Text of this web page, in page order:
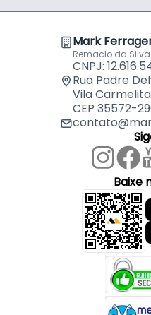
- Aplicação: Madeira /
- Comercialização: Rolo
Indicado para:
Conteúdo da
- 300 Metros de Fita de
Indicação de Produtos
- Cola Instatânea Alma
- Cola de Conato
Mark
Remaclo da Silva
CNPJ:
Rua Padre
Vila
CEP 35572-
Baixe